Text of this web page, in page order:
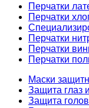
Перчатки
Перчатки
Перчатки
Перчатки
Перчатки
Маски
Защита глаз
Защита